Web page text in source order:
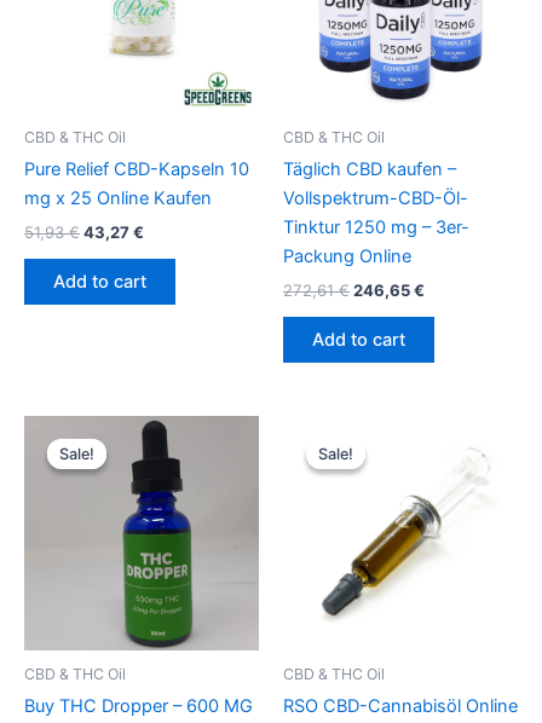
CBD & THC Oil
Pure Relief CBD-Kapseln 10
mg x 25 Online Kaufen
51,93€43,27€
Add to cart
CBD & THC Oil
Täglich CBD kaufen –
Vollspektrum-CBD-Öl-
Tinktur 1250 mg – 3er-
Packung Online
272,61€246,65€
Add to cart
Sale!
Sale!
CBD & THC Oil
Buy THC Dropper – 600 MG
Original
price
was:
51,93 €.
Current
price
is:
43,27 €.
Sale!
Sale!
CBD & THC Oil
RSO CBD-Cannabisöl Online
price
was:
43,27 €.